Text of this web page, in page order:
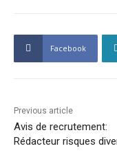
Facebook
Previous article
Avis de recrutement:
Rédacteur risques